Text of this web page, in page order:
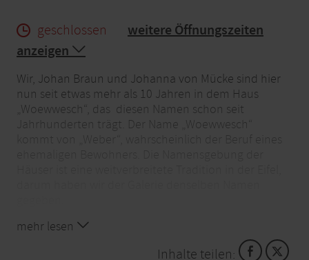
geschlossen
weitere Öffnungszeiten
anzeigen
Wir, Johan Braun und Johanna von Mücke sind hier
nun seit etwas mehr als 10 Jahren in dem Haus
„Woewwesch“, das diesen Namen schon seit
Jahrhunderten trägt. Der Name „Woewwesch“
Unser Traum ist, die alten Mauern neu zu beleben.
mehr lesen
Inhalte teilen: